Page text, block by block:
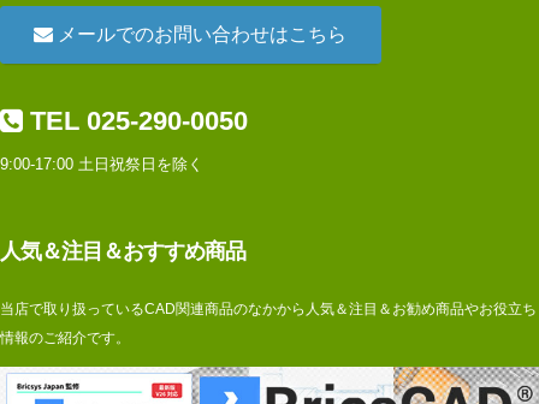
メールでのお問い合わせはこちら
TEL 025-290-0050
9:00-17:00 土日祝祭日を除く
人気＆注目＆おすすめ商品
当店で取り扱っているCAD関連商品のなかから人気＆注目＆お勧め商品やお役立ち
情報のご紹介です。